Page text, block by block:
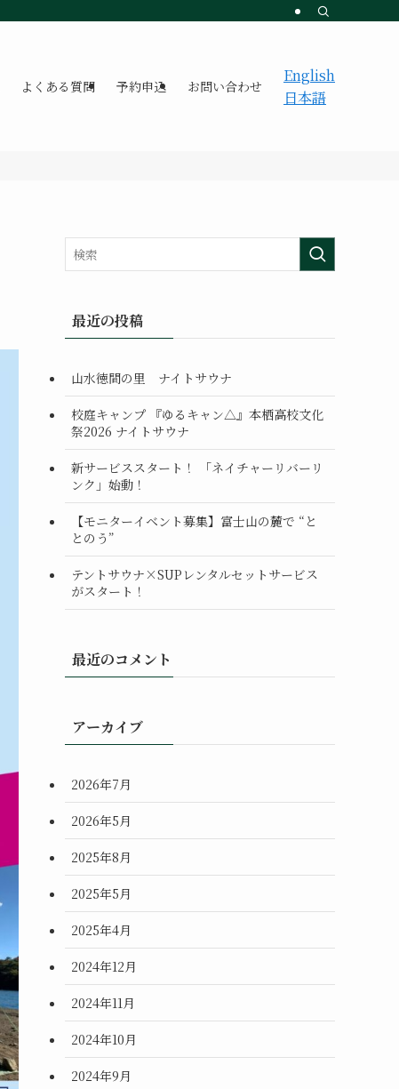
よくある質問 予約申込 お問い合わせ
English
日本語
最近の投稿
山水徳間の里 ナイトサウナ
校庭キャンプ 『ゆるキャン△』本栖高校文化
祭2026 ナイトサウナ
新サービススタート！ 「ネイチャーリバーリ
ンク」始動！
【モニターイベント募集】富士山の麓で “と
とのう”
テントサウナ×SUPレンタルセットサービス
がスタート！
最近のコメント
アーカイブ
2026年7月
2026年5月
2025年8月
2025年5月
2025年4月
2024年12月
2024年11月
2024年10月
2024年9月